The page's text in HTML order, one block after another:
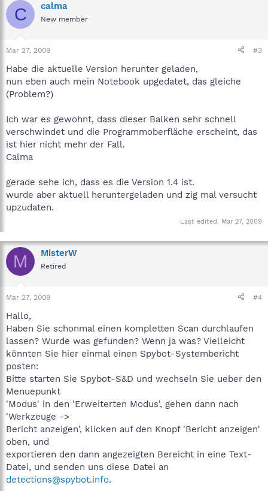
C calma
New member
Mar 27, 2009 #3
Habe die aktuelle Version herunter geladen,
nun eben auch mein Notebook upgedatet, das gleiche
(Problem?)
Ich war es gewohnt, dass dieser Balken sehr schnell
verschwindet und die Programmoberfläche erscheint, das
ist hier nicht mehr der Fall.
Calma
gerade sehe ich, dass es die Version 1.4 ist.
wurde aber aktuell heruntergeladen und zig mal versucht
upzudaten.
Last edited: Mar 27, 2009
M MisterW
Retired
Mar 27, 2009 #4
Hallo,
Haben Sie schonmal einen kompletten Scan durchlaufen
lassen? Wurde was gefunden? Wenn ja was? Vielleicht
könnten Sie hier einmal einen Spybot-Systembericht
posten:
Bitte starten Sie Spybot-S&D und wechseln Sie ueber den
Menuepunkt
'Modus' in den 'Erweiterten Modus', gehen dann nach
'Werkzeuge ->
Bericht anzeigen', klicken auf den Knopf 'Bericht anzeigen'
oben, und
exportieren den dann angezeigten Bereicht in eine Text-
Datei, und senden uns diese Datei an
detections@spybot.info.